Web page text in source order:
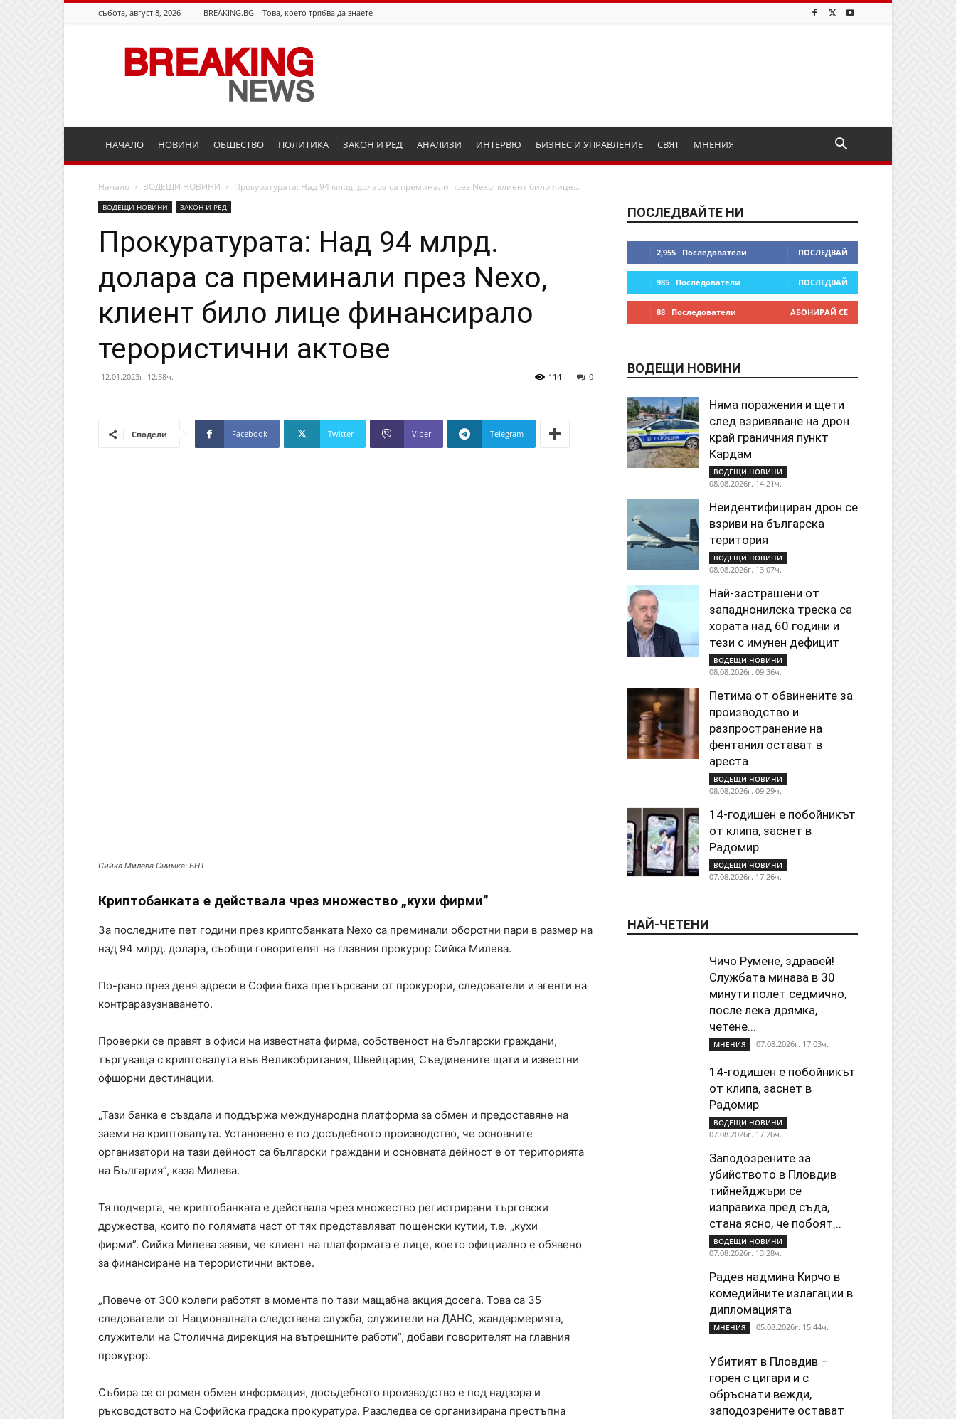
събота, август 8, 2026 BREAKING.BG – Това, което трябва да знаете
Breaking.bg
НАЧАЛО НОВИНИ ОБЩЕСТВО ПОЛИТИКА ЗАКОН И РЕД АНАЛИЗИ ИНТЕРВЮ БИЗНЕС И УПРАВЛЕНИЕ СВЯТ МНЕНИЯ
Начало ВОДЕЩИ НОВИНИ Прокуратурата: Над 94 млрд. долара са преминали през Nexo, клиент било лице...
ВОДЕЩИ НОВИНИ ЗАКОН И РЕД
Прокуратурата: Над 94 млрд.
долара са преминали през Nexo,
клиент било лице финансирало
терористични актове
12.01.2023г. 12:58ч. 0
114
Сподели Facebook Twitter Viber Telegram
Сийка Милева Снимка: БНТ
Криптобанката е действала чрез множество „кухи фирми”
За последните пет години през криптобанката Nexo са преминали оборотни пари в размер на
над 94 млрд. долара, съобщи говорителят на главния прокурор Сийка Милева.
По-рано през деня адреси в София бяха претърсвани от прокурори, следователи и агенти на
контраразузнаването.
Проверки се правят в офиси на известната фирма, собственост на български граждани,
търгуваща с криптовалута във Великобритания, Швейцария, Съединените щати и известни
офшорни дестинации.
„Тази банка е създала и поддържа международна платформа за обмен и предоставяне на
заеми на криптовалута. Установено е по досъдебното производство, че основните
организатори на тази дейност са български граждани и основната дейност е от територията
на България”, каза Милева.
Тя подчерта, че криптобанката е действала чрез множество регистрирани търговски
дружества, които по голямата част от тях представляват пощенски кутии, т.е. „кухи
фирми”. Сийка Милева заяви, че клиент на платформата е лице, което официално е обявено
за финансиране на терористични актове.
„Повече от 300 колеги работят в момента по тази мащабна акция досега. Това са 35
следователи от Националната следствена служба, служители на ДАНС, жандармерията,
служители на Столична дирекция на вътрешните работи”, добави говорителят на главния
прокурор.
Събира се огромен обмен информация, досъдебното производство е под надзора и
ръководството на Софийска градска прокуратура. Разследва се организирана престъпна
ПОСЛЕДВАЙТЕ НИ
2,955 Последователи ПОСЛЕДВАЙ
985 Последователи ПОСЛЕДВАЙ
88 Последователи АБОНИРАЙ СЕ
ВОДЕЩИ НОВИНИ
Няма поражения и щети
след взривяване на дрон
край граничния пункт
Кардам
ВОДЕЩИ НОВИНИ
08.08.2026г. 14:21ч.
Неидентифициран дрон се
взриви на българска
територия
ВОДЕЩИ НОВИНИ
08.08.2026г. 13:07ч.
Най-застрашени от
западнонилска треска са
хората над 60 години и
тези с имунен дефицит
ВОДЕЩИ НОВИНИ
08.08.2026г. 09:36ч.
Петима от обвинените за
производство и
разпространение на
фентанил остават в
ареста
ВОДЕЩИ НОВИНИ
08.08.2026г. 09:29ч.
14-годишен е побойникът
от клипа, заснет в
Радомир
ВОДЕЩИ НОВИНИ
07.08.2026г. 17:26ч.
НАЙ-ЧЕТЕНИ
Чичо Румене, здравей!
Службата минава в 30
минути полет седмично,
после лека дрямка,
четене...
МНЕНИЯ 07.08.2026г. 17:03ч.
14-годишен е побойникът
от клипа, заснет в
Радомир
ВОДЕЩИ НОВИНИ
07.08.2026г. 17:26ч.
Заподозрените за
убийството в Пловдив
тийнейджъри се
изправиха пред съда,
стана ясно, че побоят...
ВОДЕЩИ НОВИНИ
07.08.2026г. 13:28ч.
Радев надмина Кирчо в
комедийните излагации в
дипломацията
МНЕНИЯ 05.08.2026г. 15:44ч.
Убитият в Пловдив –
горен с цигари и с
обръснати вежди,
заподозрените остават